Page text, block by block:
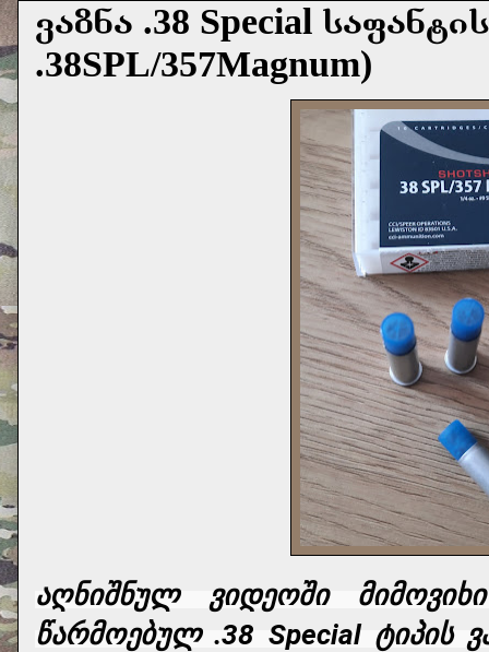
ვაზნა .38 Special
.38SPL/357Magnum)
აღნიშნულ ვიდეოში
წარმოებულ .38 Special ტიპის